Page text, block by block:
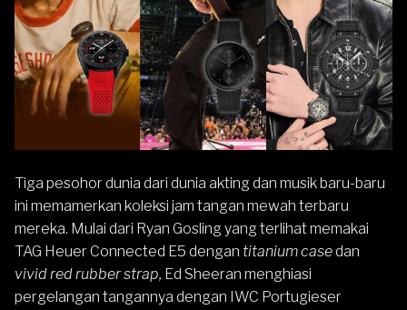
Tiga pesohor dunia dari dunia akting dan musik baru-baru
ini memamerkan koleksi jam tangan mewah terbaru
mereka. Mulai dari Ryan Gosling yang terlihat memakai
TAG Heuer Connected E5 dengan titanium casedan
vivid red rubber strap, Ed Sheeran menghiasi
pergelangan tangannya dengan IWC Portugieser